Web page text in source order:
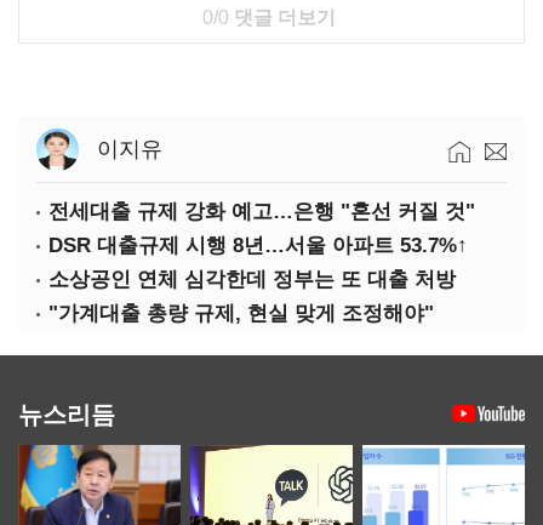
0/0 댓글 더보기
이지유
전세대출 규제 강화 예고…은행 "혼선 커질 것"
DSR 대출규제 시행 8년…서울 아파트 53.7%↑
소상공인 연체 심각한데 정부는 또 대출 처방
"가계대출 총량 규제, 현실 맞게 조정해야"
뉴스리듬